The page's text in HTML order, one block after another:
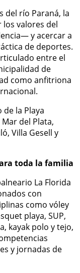
del río Paraná, la
los valores del
y acercar a
de deportes.
entre el
de
como anfitriona
la Playa
del Plata,
Villa Gesell y
toda la familia
La Florida
con
como vóley
playa, SUP,
kayak polo y tejo,
y jornadas de